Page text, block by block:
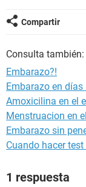
dolor de cabeza
consumido.
menstruación
emergencia el 12
Según todo esto
Ayuda please ! :(
Compartir
Consulta también:
Embarazo?!
Embarazo en
Amoxicilina en el
Menstruacion en
Embarazo sin
Cuando hacer
1 respuesta